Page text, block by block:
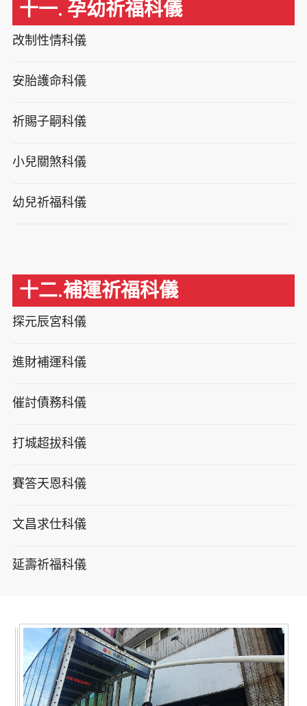
十一. 孕幼祈福科儀
改制性情科儀
安胎護命科儀
祈賜子嗣科儀
小兒關煞科儀
幼兒祈福科儀
十二.補運祈福科儀
探元辰宮科儀
進財補運科儀
催討債務科儀
打城超拔科儀
賽答天恩科儀
文昌求仕科儀
延壽祈福科儀